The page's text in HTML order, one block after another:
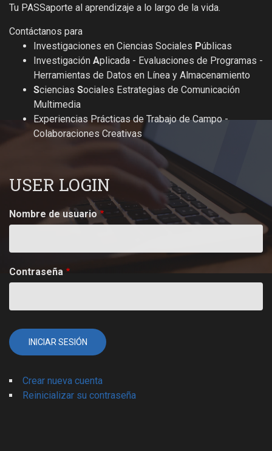
Tu PASSaporte al aprendizaje a lo largo de la vida.
Contáctanos para
Investigaciones en Ciencias Sociales Públicas
Investigación Aplicada - Evaluaciones de Programas -
Herramientas de Datos en Línea y Almacenamiento
Sciencias Sociales Estrategias de Comunicación
Multimedia
Experiencias Prácticas de Trabajo de Campo -
Colaboraciones Creativas
USER LOGIN
Nombre de usuario
Contraseña
Crear nueva cuenta
Reinicializar su contraseña